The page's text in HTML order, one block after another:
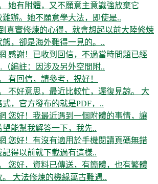
她有附體，又不願意主意識強放棄它
辦。她不願意學大法，即使是..
真實修煉的心得，就會想起以前大陸修煉
態，卻是海外難得一見的。..
感謝！已收到回信，不過當時問題已經
編註：因涉及另外空間附..
有回信，請參考，祝好！
不好意思，最近比較忙，遲復見諒。 大
，官方發布的就是PDF，..
您好！我最近遇到一個附體的事情，讓
能幫我解答一下，我先..
您好！有沒有適用於手機閱讀頁碼無錯
記得以前就下載過有這樣..
您好，資料已傳送，有簡體，也有繁體
。 大法修煉的機緣萬古難遇..